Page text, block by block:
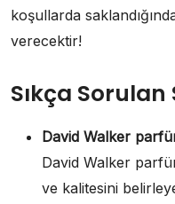
koşullarda
verecektir!
Sıkça
David Walker
David Walker
ve kalitesini